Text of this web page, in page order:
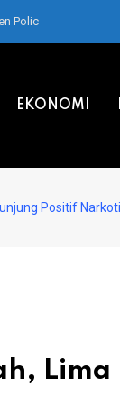
Policing di Forum
EKONOMI
Positif